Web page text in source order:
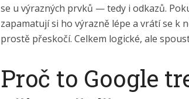
se u výrazných prvků — tedy i odkazů.
zapamatují si ho výrazně lépe a vrátí se k
prostě přeskočí. Celkem logické, ale
Proč to Google